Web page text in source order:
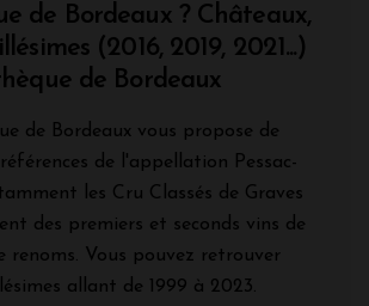
de Bordeaux ? Châteaux,
(2016, 2019, 2021...)
de Bordeaux
de Bordeaux vous propose de
de l'appellation Pessac-
les Cru Classés de Graves
des premiers et seconds vins de
renoms. Vous pouvez retrouver
allant de 1999 à 2023.